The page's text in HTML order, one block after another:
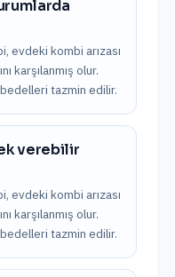
evdeki kombi arızası
karşılanmış olur.
bedelleri tazmin edilir.
verebilir
evdeki kombi arızası
karşılanmış olur.
bedelleri tazmin edilir.